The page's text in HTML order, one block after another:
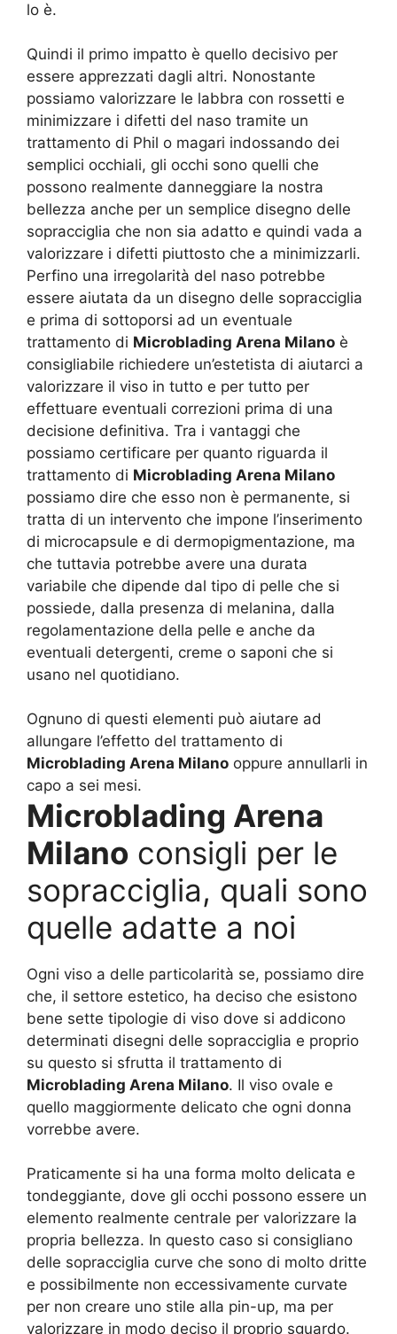
lo è.
Quindi il primo impatto è quello decisivo per
essere apprezzati dagli altri. Nonostante
possiamo valorizzare le labbra con rossetti e
minimizzare i difetti del naso tramite un
trattamento di Phil o magari indossando dei
semplici occhiali, gli occhi sono quelli che
possono realmente danneggiare la nostra
bellezza anche per un semplice disegno delle
sopracciglia che non sia adatto e quindi vada a
valorizzare i difetti piuttosto che a minimizzarli.
Perfino una irregolarità del naso potrebbe
essere aiutata da un disegno delle sopracciglia
e prima di sottoporsi ad un eventuale
trattamento di Microblading Arena Milano è
consigliabile richiedere un’estetista di aiutarci a
valorizzare il viso in tutto e per tutto per
effettuare eventuali correzioni prima di una
decisione definitiva. Tra i vantaggi che
possiamo certificare per quanto riguarda il
trattamento di Microblading Arena Milano
possiamo dire che esso non è permanente, si
tratta di un intervento che impone l’inserimento
di microcapsule e di dermopigmentazione, ma
che tuttavia potrebbe avere una durata
variabile che dipende dal tipo di pelle che si
possiede, dalla presenza di melanina, dalla
regolamentazione della pelle e anche da
eventuali detergenti, creme o saponi che si
usano nel quotidiano.
Ognuno di questi elementi può aiutare ad
allungare l’effetto del trattamento di
Microblading Arena Milano oppure annullarli in
capo a sei mesi.
Microblading Arena
Milano consigli per le
sopracciglia, quali sono
quelle adatte a noi
Ogni viso a delle particolarità se, possiamo dire
che, il settore estetico, ha deciso che esistono
bene sette tipologie di viso dove si addicono
determinati disegni delle sopracciglia e proprio
su questo si sfrutta il trattamento di
Microblading Arena Milano. Il viso ovale e
quello maggiormente delicato che ogni donna
vorrebbe avere.
Praticamente si ha una forma molto delicata e
tondeggiante, dove gli occhi possono essere un
elemento realmente centrale per valorizzare la
propria bellezza. In questo caso si consigliano
delle sopracciglia curve che sono di molto dritte
e possibilmente non eccessivamente curvate
per non creare uno stile alla pin-up, ma per
valorizzare in modo deciso il proprio sguardo.